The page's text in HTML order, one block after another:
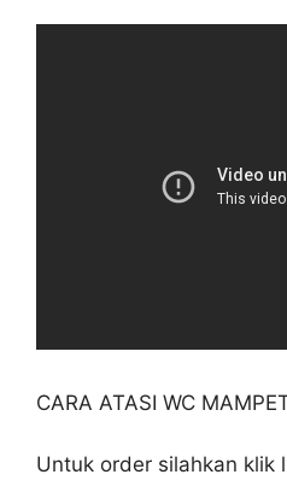
CARA ATASI WC
Untuk order silahkan klik